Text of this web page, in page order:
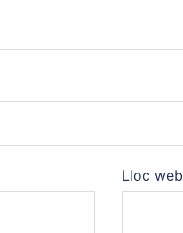
Lloc web